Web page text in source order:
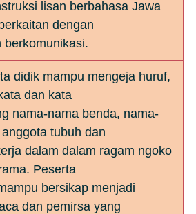
lisan berbahasa Jawa
dengan
berkomunikasi.
didik mampu mengeja huruf,
dan kata
nama-nama benda, nama-
tubuh dan
dalam dalam ragam ngoko
Peserta
bersikap menjadi
dan pemirsa yang